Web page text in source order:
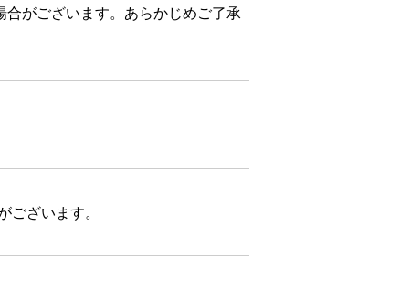
がございます。あらかじめご了承
ざいます。